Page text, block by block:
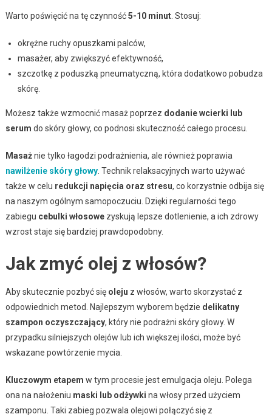
Warto poświęcić na tę czynność5-10 minut. Stosuj:
okrężne ruchy opuszkami palców,
masażer, aby zwiększyć efektywność,
szczotkę z poduszką pneumatyczną, która dodatkowo pobudza
skórę.
Możesz także wzmocnić masaż poprzez dodanie wcierki lub
serum do skóry głowy, co podnosi skuteczność całego procesu.
Masażnie tylko łagodzi podrażnienia, ale również poprawia
nawilżenie skóry głowy. Technik relaksacyjnych warto używać
także w celu redukcji napięcia oraz stresu, co korzystnie odbija się
na naszym ogólnym samopoczuciu. Dzięki regularności tego
zabiegu cebulki włosowezyskują lepsze dotlenienie, a ich zdrowy
wzrost staje się bardziej prawdopodobny.
Jak zmyć olej z włosów?
Aby skutecznie pozbyć się oleju z włosów, warto skorzystać z
odpowiednich metod. Najlepszym wyborem będzie delikatny
szampon oczyszczający, który nie podrażni skóry głowy. W
przypadku silniejszych olejów lub ich większej ilości, może być
wskazane powtórzenie mycia.
Kluczowym etapem w tym procesie jest emulgacja oleju. Polega
ona na nałożeniu maski lub odżywki na włosy przed użyciem
szamponu. Taki zabieg pozwala olejowi połączyć się z